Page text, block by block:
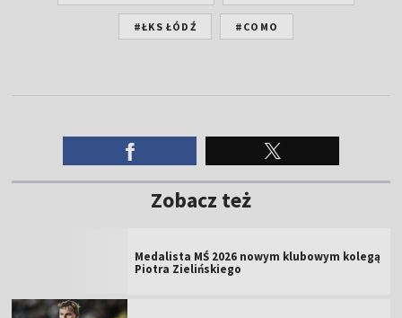
#ŁKS ŁÓDŹ #COMO
Zobacz też
Medalista MŚ 2026 nowym klubowym kolegą
Piotra Zielińskiego